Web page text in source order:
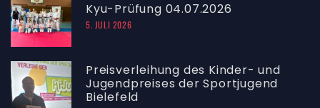
Kyu-Prüfung 04.07.2026
5. JULI 2026
Preisverleihung des Kinder- und
Jugendpreises der Sportjugend
Bielefeld